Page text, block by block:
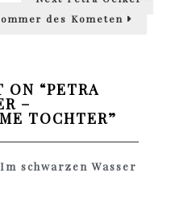
des Kometen
ON “PETRA
–
TOCHTER”
schwarzen Wasser